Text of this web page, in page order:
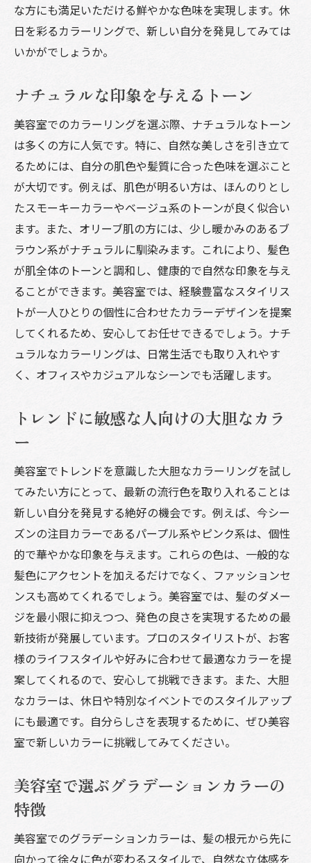
な方にも満足いただける鮮やかな色味を実現します。休
日を彩るカラーリングで、新しい自分を発見してみては
いかがでしょうか。
ナチュラルな印象を与えるトーン
美容室でのカラーリングを選ぶ際、ナチュラルなトーン
は多くの方に人気です。特に、自然な美しさを引き立て
るためには、自分の肌色や髪質に合った色味を選ぶこと
が大切です。例えば、肌色が明るい方は、ほんのりとし
たスモーキーカラーやベージュ系のトーンが良く似合い
ます。また、オリーブ肌の方には、少し暖かみのあるブ
ラウン系がナチュラルに馴染みます。これにより、髪色
が肌全体のトーンと調和し、健康的で自然な印象を与え
ることができます。美容室では、経験豊富なスタイリス
トが一人ひとりの個性に合わせたカラーデザインを提案
してくれるため、安心してお任せできるでしょう。ナチ
ュラルなカラーリングは、日常生活でも取り入れやす
く、オフィスやカジュアルなシーンでも活躍します。
トレンドに敏感な人向けの大胆なカラ
ー
美容室でトレンドを意識した大胆なカラーリングを試し
てみたい方にとって、最新の流行色を取り入れることは
新しい自分を発見する絶好の機会です。例えば、今シー
ズンの注目カラーであるパープル系やピンク系は、個性
的で華やかな印象を与えます。これらの色は、一般的な
髪色にアクセントを加えるだけでなく、ファッションセ
ンスも高めてくれるでしょう。美容室では、髪のダメー
ジを最小限に抑えつつ、発色の良さを実現するための最
新技術が発展しています。プロのスタイリストが、お客
様のライフスタイルや好みに合わせて最適なカラーを提
案してくれるので、安心して挑戦できます。また、大胆
なカラーは、休日や特別なイベントでのスタイルアップ
にも最適です。自分らしさを表現するために、ぜひ美容
室で新しいカラーに挑戦してみてください。
美容室で選ぶグラデーションカラーの
特徴
美容室でのグラデーションカラーは、髪の根元から先に
向かって徐々に色が変わるスタイルで、自然な立体感を